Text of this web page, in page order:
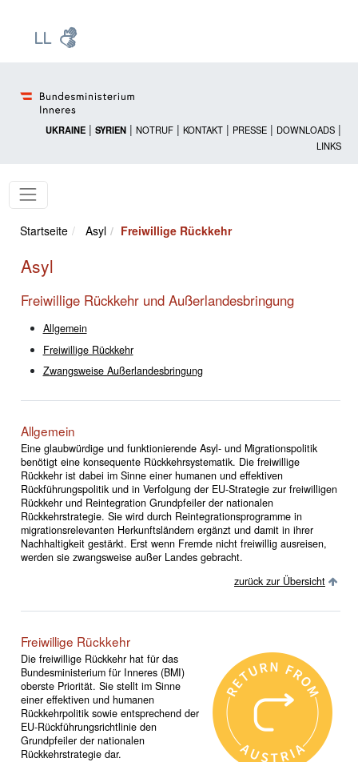
UKRAINE | SYRIEN | NOTRUF | KONTAKT | PRESSE | DOWNLOADS |
LINKS
Startseite Asyl Freiwillige Rückkehr
Asyl
Freiwillige Rückkehr und Außerlandesbringung
Allgemein
Freiwillige Rückkehr
Zwangsweise Außerlandesbringung
Allgemein
Eine glaubwürdige und funktionierende Asyl- und Migrationspolitik
benötigt eine konsequente Rückkehrsystematik. Die freiwillige
Rückkehr ist dabei im Sinne einer humanen und effektiven
Rückführungspolitik und in Verfolgung der EU-Strategie zur freiwilligen
Rückkehr und Reintegration Grundpfeiler der nationalen
Rückkehrstrategie. Sie wird durch Reintegrationsprogramme in
migrationsrelevanten Herkunftsländern ergänzt und damit in ihrer
Nachhaltigkeit gestärkt. Erst wenn Fremde nicht freiwillig ausreisen,
werden sie zwangsweise außer Landes gebracht.
zurück zur Übersicht
Freiwillige Rückkehr
Die freiwillige Rückkehr hat für das
Bundesministerium für Inneres (BMI)
oberste Priorität. Sie stellt im Sinne
einer effektiven und humanen
Rückkehrpolitik sowie entsprechend der
EU-Rückführungsrichtlinie den
Grundpfeiler der nationalen
Rückkehrstrategie dar.